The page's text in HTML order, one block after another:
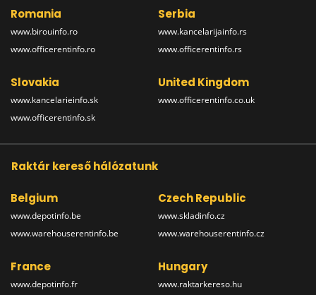
Romania
www.birouinfo.ro
www.officerentinfo.ro
Serbia
www.kancelarijainfo.rs
www.officerentinfo.rs
Slovakia
www.kancelarieinfo.sk
www.officerentinfo.sk
United Kingdom
www.officerentinfo.co.uk
Raktár kereső hálózatunk
Belgium
www.depotinfo.be
www.warehouserentinfo.be
Czech Republic
www.skladinfo.cz
www.warehouserentinfo.cz
France
www.depotinfo.fr
Hungary
www.raktarkereso.hu